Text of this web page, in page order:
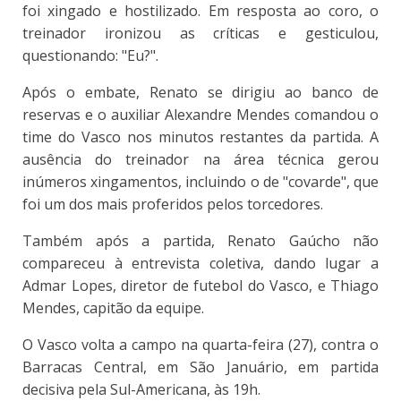
foi xingado e hostilizado. Em resposta ao coro, o
treinador ironizou as críticas e gesticulou,
questionando: "Eu?".
Após o embate, Renato se dirigiu ao banco de
reservas e o auxiliar Alexandre Mendes comandou o
time do Vasco nos minutos restantes da partida. A
ausência do treinador na área técnica gerou
inúmeros xingamentos, incluindo o de "covarde", que
foi um dos mais proferidos pelos torcedores.
Também após a partida, Renato Gaúcho não
compareceu à entrevista coletiva, dando lugar a
Admar Lopes, diretor de futebol do Vasco, e Thiago
Mendes, capitão da equipe.
O Vasco volta a campo na quarta-feira (27), contra o
Barracas Central, em São Januário, em partida
decisiva pela Sul-Americana, às 19h.